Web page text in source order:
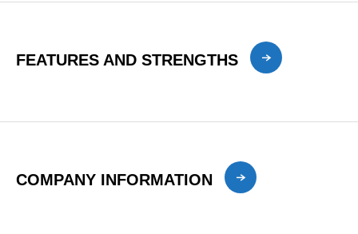
FEATURES AND STRENGTHS
COMPANY INFORMATION